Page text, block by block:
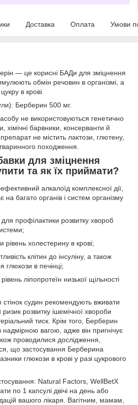
Доставка Оплата Умови
— це корисні БАДи для зміцнення
обмін речовин в організмі, а
в крові.
Берберин 500 мг.
не використовуються генетично
хімічні барвники, консерванти й
не містить лактози, глютену,
походження.
для зміцнення
та як їх приймати?
алкалоїд комплексної дії,
на багато органів і систем організму
для профілактики розвитку хвороб
рівень холестерину в крові;
клітин до інсуліну, а також
в печінці;
ліпопротеїн низької щільності
судин рекомендують вживати
розвитку ішемічної хвороби
тиск. Крім того, Берберин
вагою, адже він пригнічує
проводилися дослідження,
що застосування Берберина
глюкози в крові у разі цукрового
Natural Factors, WellBetX
по 1 капсулі двічі на день або
вашого лікаря. Вагітним, мамам,